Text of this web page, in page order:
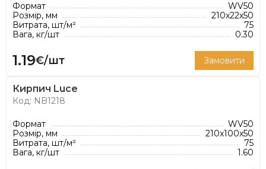
Під девізом "цегла на будь-який смак" компанія
Nelissen пропонує широкий вибір цегли та
плитки для найрізноманітніших стилів:
класичний, старовинний або сучасний.
форматів. Продукція Nelissen ідеально підходить
Формат
WV50
Розмір, мм
210x22x50
Витрата, шт/м²
75
Вага, кг/шт
0.30
1.19€/шт Замовити
Кирпич Luce
Код: NB1218
Формат
WV50
Розмір, мм
210x100x50
Витрата, шт/м²
75
Вага, кг/шт
1.60